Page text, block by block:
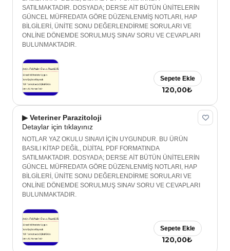
SATILMAKTADIR. DOSYADA; DERSE AİT BÜTÜN ÜNİTELERİN
GÜNCEL MÜFREDATA GÖRE DÜZENLENMİŞ NOTLARI, HAP
BİLGİLERİ, ÜNİTE SONU DEĞERLENDİRME SORULARI VE
ONLİNE DÖNEMDE SORULMUŞ SINAV SORU VE CEVAPLARI
BULUNMAKTADIR.
120,00₺
Sepete Ekle
▶ Veteriner Parazitoloji
Detaylar için tıklayınız
NOTLAR YAZ OKULU SINAVI İÇİN UYGUNDUR. BU ÜRÜN
BASILI KİTAP DEĞİL, DİJİTAL PDF FORMATINDA
SATILMAKTADIR. DOSYADA; DERSE AİT BÜTÜN ÜNİTELERİN
GÜNCEL MÜFREDATA GÖRE DÜZENLENMİŞ NOTLARI, HAP
BİLGİLERİ, ÜNİTE SONU DEĞERLENDİRME SORULARI VE
ONLİNE DÖNEMDE SORULMUŞ SINAV SORU VE CEVAPLARI
BULUNMAKTADIR.
120,00₺
Sepete Ekle